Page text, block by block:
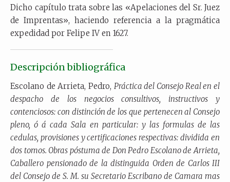
Dicho capítulo trata sobre las «Apelaciones del Sr. Juez
de Imprentas», haciendo referencia a la pragmática
expedidad por Felipe IV en 1627.
Descripción bibliográfica
Escolano de Arrieta, Pedro, Práctica del Consejo Real en el
despacho de los negocios consultivos, instructivos y
contenciosos: con distinción de los que pertenecen al Consejo
pleno, ó á cada Sala en particular: y las formulas de las
cedulas, provisiones y certificaciones respectivas: dividida en
dos tomos. Obras póstuma de Don Pedro Escolano de Arrieta,
Caballero pensionado de la distinguida Orden de Carlos III
del Consejo de S. M. su Secretario Escribano de Camara mas